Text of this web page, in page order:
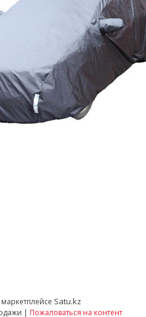
Satu.kz
TotalSale – 365 дней распродажи | Пожаловаться на контент